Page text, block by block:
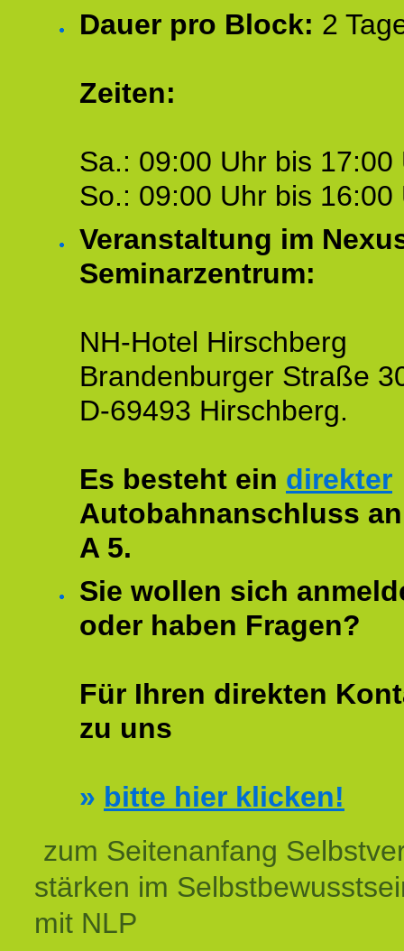
Dauer pro Block: 2
Zeiten:
Sa.: 09:00 Uhr bis 17:00
So.: 09:00 Uhr bis 16:00
Veranstaltung im
Seminarzentrum:
NH-Hotel Hirschberg
Brandenburger Straße
D-69493 Hirschberg.
Es besteht ein direkter
Autobahnanschluss
A 5.
Sie wollen sich
oder haben Fragen?
Für Ihren direkten
zu uns
» bitte hier klicken!
zum Seitenanfang
stärken im
mit NLP